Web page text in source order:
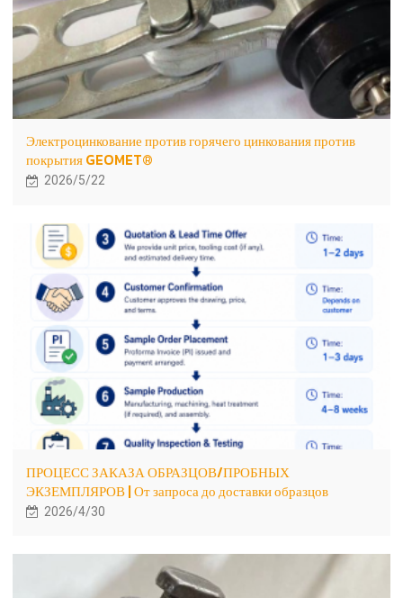
Электроцинкование против горячего цинкования против
покрытия GEOMET®
2026/5/22
ПРОЦЕСС ЗАКАЗА ОБРАЗЦОВ/ПРОБНЫХ
ЭКЗЕМПЛЯРОВ | От запроса до доставки образцов
2026/4/30